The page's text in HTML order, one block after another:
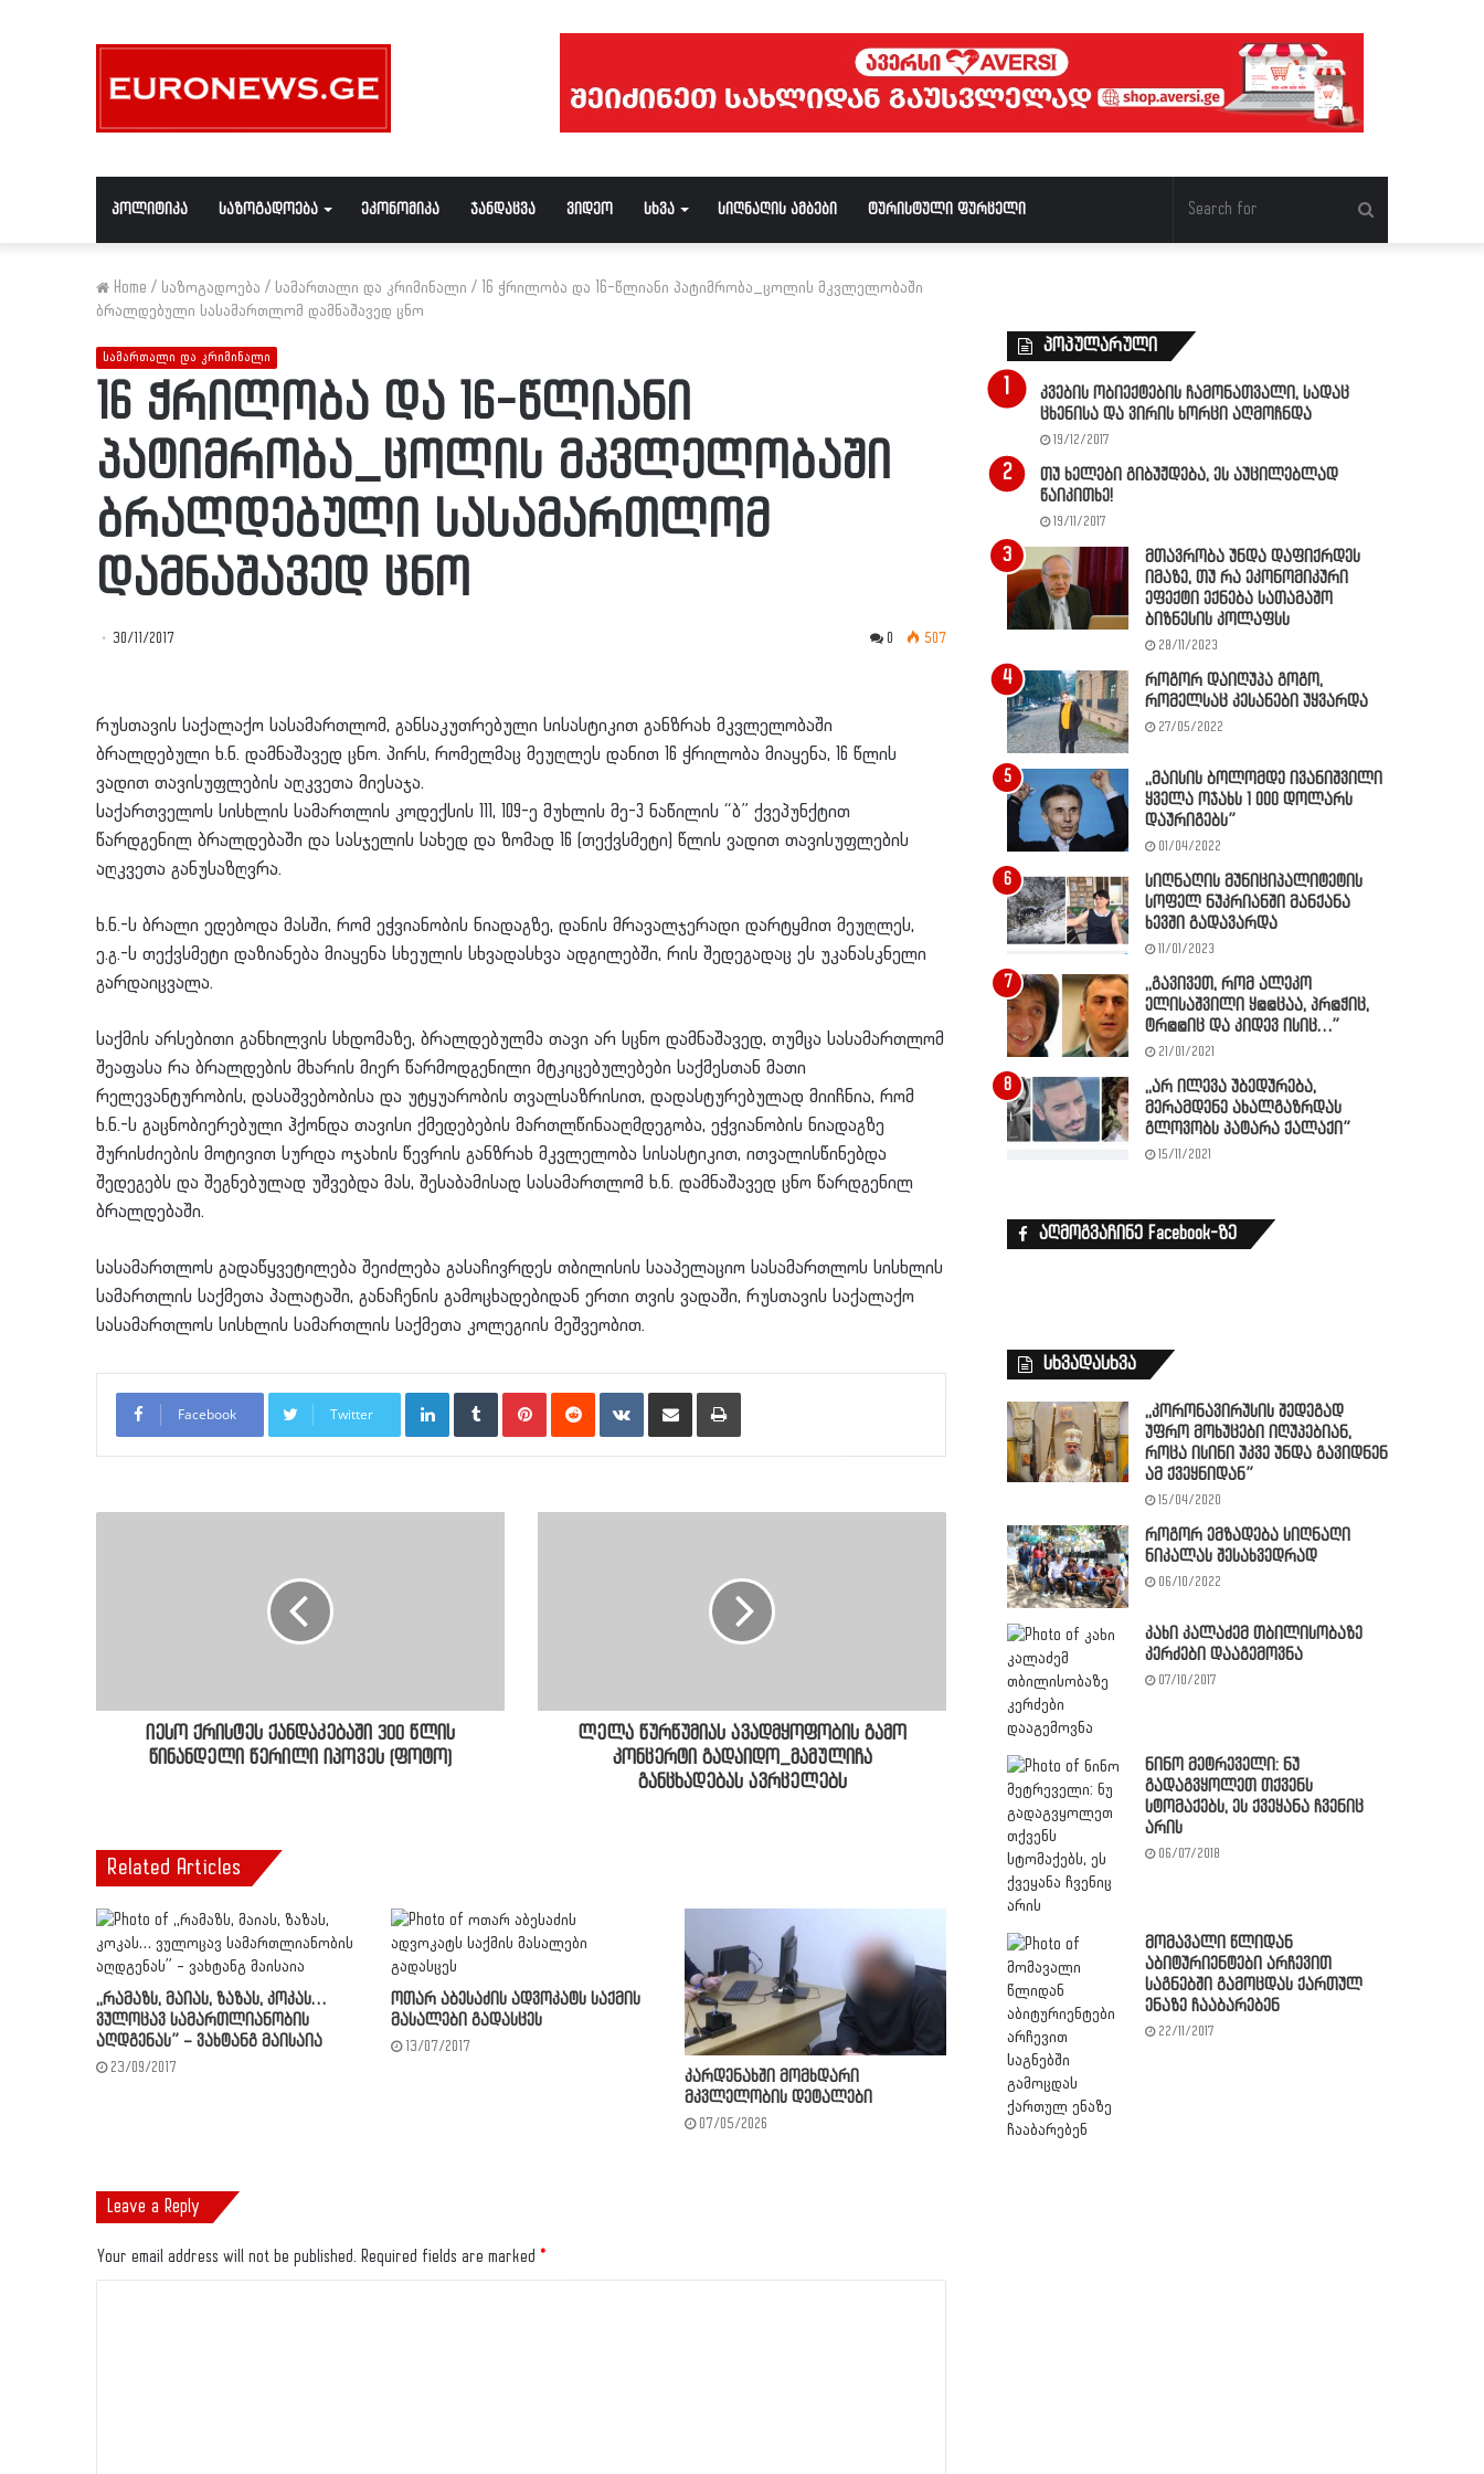
პოლიტიკა საზოგადოება ეკონომიკა ჯანდაცვა ვიდეო სხვა სიღნაღის ამბები ტურისტული ფურცელი
Home / საზოგადოება / სამართალი და კრიმინალი /
16 ჭრილობა და 16-წლიანი პატიმრობა_ცოლის მკვლელობაში
ბრალდებული სასამართლომ დამნაშავედ ცნო
სამართალი და კრიმინალი
16 ჭრილობა და 16-წლიანი
პატიმრობა_ცოლის მკვლელობაში
ბრალდებული სასამართლომ
დამნაშავედ ცნო
30/11/2017 0 507
რუსთავის საქალაქო სასამართლომ, განსაკუთრებული სისასტიკით განზრახ მკვლელობაში
ბრალდებული ხ.ნ. დამნაშავედ ცნო. პირს, რომელმაც მეუღლეს დანით 16 ჭრილობა მიაყენა, 16 წლის
ვადით თავისუფლების აღკვეთა მიესაჯა.
საქართველოს სისხლის სამართლის კოდექსის 111, 109-ე მუხლის მე-3 ნაწილის “ბ” ქვეპუნქტით
წარდგენილ ბრალდებაში და სასჯელის სახედ და ზომად 16 (თექვსმეტი) წლის ვადით თავისუფლების
აღკვეთა განუსაზღვრა.
ხ.ნ.-ს ბრალი ედებოდა მასში, რომ ეჭვიანობის ნიადაგზე, დანის მრავალჯერადი დარტყმით მეუღლეს,
ე.გ.-ს თექვსმეტი დაზიანება მიაყენა სხეულის სხვადასხვა ადგილებში, რის შედეგადაც ეს უკანასკნელი
გარდაიცვალა.
საქმის არსებითი განხილვის სხდომაზე, ბრალდებულმა თავი არ სცნო დამნაშავედ, თუმცა სასამართლომ
შეაფასა რა ბრალდების მხარის მიერ წარმოდგენილი მტკიცებულებები საქმესთან მათი
რელევანტურობის, დასაშვებობისა და უტყუარობის თვალსაზრისით, დადასტურებულად მიიჩნია, რომ
ხ.ნ.-ს გაცნობიერებული ჰქონდა თავისი ქმედებების მართლწინააღმდეგობა, ეჭვიანობის ნიადაგზე
შურისძიების მოტივით სურდა ოჯახის წევრის განზრახ მკვლელობა სისასტიკით, ითვალისწინებდა
შედეგებს და შეგნებულად უშვებდა მას, შესაბამისად სასამართლომ ხ.ნ. დამნაშავედ ცნო წარდგენილ
ბრალდებაში.
სასამართლოს გადაწყვეტილება შეიძლება გასაჩივრდეს თბილისის სააპელაციო სასამართლოს სისხლის
სამართლის საქმეთა პალატაში, განაჩენის გამოცხადებიდან ერთი თვის ვადაში, რუსთავის საქალაქო
სასამართლოს სისხლის სამართლის საქმეთა კოლეგიის მეშვეობით.
Facebook Twitter
LinkedInTumblr PinterestReddit VKontakteShare via Email Print
იესო ქრისტეს ქანდაკებაში 300 წლის
წინანდელი წერილი იპოვეს (ფოტო)
ლელა წურწუმიას ავადმყოფობის გამო
კონცერტი გადაიდო_მამულიჩა
განცხადებას ავრცელებს
Related Articles
,,რამაზს, მაიას, ზაზას, კოკას…
ვულოცავ სამართლიანობის
აღდგენას” – ვახტანგ მაისაია
23/09/2017
ოთარ აბესაძის ადვოკატს საქმის
მასალები გადასცეს
13/07/2017
კარდენახში მომხდარი
მკვლელობის დეტალები
07/05/2026
Leave a Reply
Your email address will not be published. Required fields are marked *
პოპულარული
კვების ობიექტების ჩამონათვალი, სადაც
ცხენისა და ვირის ხორცი აღმოჩნდა
19/12/2017
თუ ხელები გიბუჟდება, ეს აუცილებლად
წაიკითხე!
19/11/2017
მთავრობა უნდა დაფიქრდეს
იმაზე, თუ რა ეკონომიკური
ეფექტი ექნება სათამაშო
ბიზნესის კოლაფსს
28/11/2023
როგორ დაიღუპა გოგო,
რომელსაც კესანები უყვარდა
27/05/2022
,,მაისის ბოლომდე ივანიშვილი
ყველა ოჯახს 1 000 დოლარს
დაურიგებს”
01/04/2022
სიღნაღის მუნიციპალიტეტის
სოფელ ნუკრიანში მანქანა
ხევში გადავარდა
11/01/2023
,,გავივეთ, რომ ალეკო
ელისაშვილი ყ@@ცაა, პრ@ჭიც,
ტრ@@იც და კიდევ ისიც…”
21/01/2021
,,არ ილევა უბედურება,
მერამდენე ახალგაზრდას
გლოვობს პატარა ქალაქი”
15/11/2021
აღმოგვაჩინე Facebook-ზე
სხვადასხვა
,,კორონავირუსის შედეგად
უფრო მოხუცები იღუპებიან,
როცა ისინი უკვე უნდა გავიდნენ
ამ ქვეყნიდან”
15/04/2020
როგორ ემზადება სიღნაღი
ნიკალას შესახვედრად
06/10/2022
კახი კალაძემ თბილისობაზე
კერძები დააგემოვნა
07/10/2017
ნინო მეტრეველი: ნუ
გადაგვყოლეთ თქვენს
სტომაქებს, ეს ქვეყანა ჩვენიც
არის
06/07/2018
მომავალი წლიდან
აბიტურიენტები არჩევით
საგნებში გამოცდას ქართულ
ენაზე ჩააბარებენ
22/11/2017